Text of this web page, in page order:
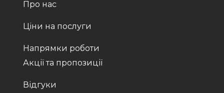
Про нас
Ціни на послуги
Напрямки роботи
Акції та пропозиції
Відгуки